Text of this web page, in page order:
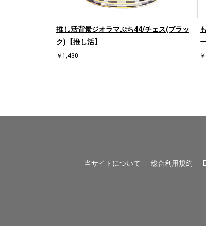
推し活背景ジオラマぷち44/チェス(ブラッ
ク)【推し活】
￥1,430
当サイトについて 総合利用規約